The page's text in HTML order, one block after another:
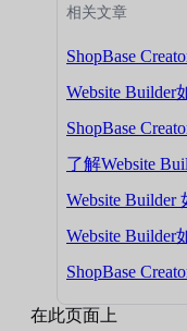
相关文章
ShopBase
Website Builder
ShopBase
了解Website
Website
Website Builder
ShopBase
在此页面上